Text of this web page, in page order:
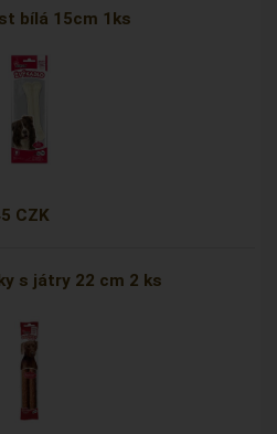
bílá 15cm 1ks
CZK
s játry 22 cm 2 ks